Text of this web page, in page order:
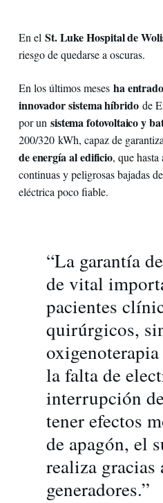
En el St. Luke Hospital de
riesgo de quedarse a oscuras.
En los últimos meses ha
innovador sistema híbridode
por un sistema fotovoltaico y
200/320 kWh, capaz de
de energía al edificio, que
continuas y peligrosas bajadas
eléctrica poco fiable.
“La garantía
de vital
pacientes
quirúrgicos,
la falta de
interrupción
tener efectos
de apagón, el
realiza gracias
generadores.”